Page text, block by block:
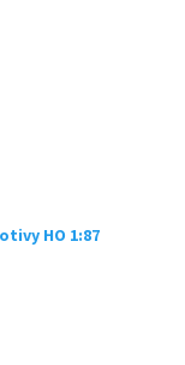
HO 1:87